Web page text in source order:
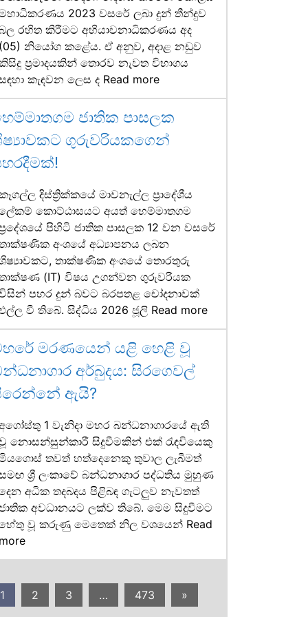
2023 වසරේ ලබා දුන් තීන්දුව
රහිත කිරීමට අභියාචනාධිකරණය අද
නියෝග කළේය. ඒ අනුව, අදාළ නඩුව
ප්‍රමාදයකින් තොරව නැවත විභාගය
කැඳවන ලෙස ද Read more
ජාතික පාසලක
ගුරුවරියකගෙන්
දිස්ත්‍රික්කයේ මාවනැල්ල ප්‍රාදේශීය
කොට්ඨාසයට අයත් හෙම්මාතගම
පිහිටි ජාතික පාසලක 12 වන වසරේ
අංශයේ අධ්‍යාපනය ලබන
තාක්ෂණික අංශයේ තොරතුරු
(IT) විෂය උගන්වන ගුරුවරියක
පහර දුන් බවට බරපතළ චෝදනාවක්
වී තිබේ. සිද්ධිය 2026 ජූලි Read more
මරණයෙන් යළි හෙළි වූ
අර්බුදය: සිරගෙවල්
ඇයි?
1 වැනිදා මහර බන්ධනාගාරයේ ඇති
නොසන්සුන්කාරී සිදුවීමකින් එක් රැඳවියෙකු
තවත් හත්දෙනෙකු තුවාල ලැබීමත්
ශ්‍රී ලංකාවේ බන්ධනාගාර පද්ධතිය මුහුණ
අධික තදබදය පිළිබඳ ගැටලුව නැවතත්
අවධානයට ලක්ව තිබේ. මෙම සිදුවීමට
වූ කරුණු මෙතෙක් නිල වශයෙන් Read
1 2 3 … 473 »